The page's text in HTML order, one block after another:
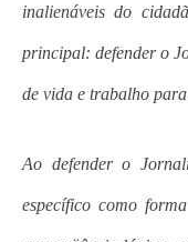
inalienáveis do
principal: defender o
de vida e trabalho
Ao defender o
específico como